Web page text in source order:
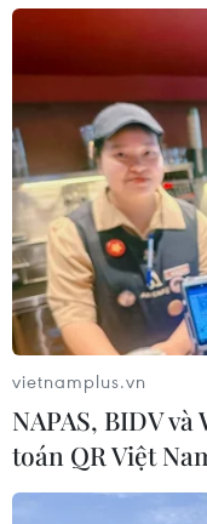
khó khăn
Đà Nẵng tổ chức Lễ
Linh 2026: Cam
17/07/2026 06:09
Tìm ra cơ chế gây
xương hiếm gặp
Tìm lời giải cho xu
ung thư phổi ở
vietnamplus.vn
NAPAS, BIDV
toán QR Việt